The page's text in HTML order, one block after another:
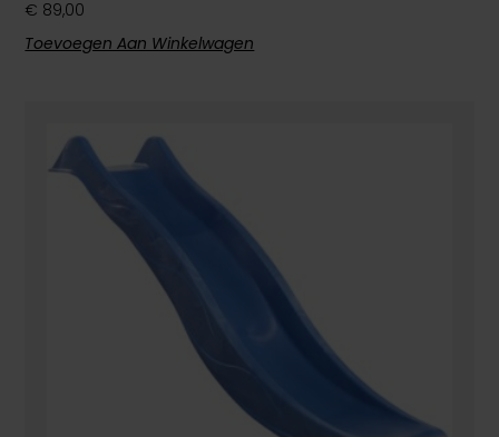
€ 89,00
Toevoegen Aan Winkelwagen